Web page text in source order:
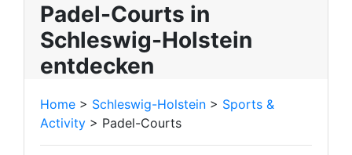
Padel-Courts in
Schleswig-Holstein
entdecken
Home > Schleswig-Holstein > Sports &
Activity > Padel-Courts